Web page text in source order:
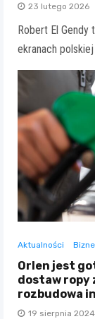
23 lutego 2026
Robert El Gendy
ekranach
Aktualności
Orlen jest
dostaw ropy
rozbudowa
19 sierpnia 2024